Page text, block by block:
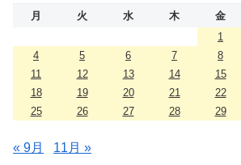
月 火 水 木 金
1
4
5 6 7 8
11
12 13 14 15
18
19 20 21 22
25
26 27 28 29
« 9月 11月 »